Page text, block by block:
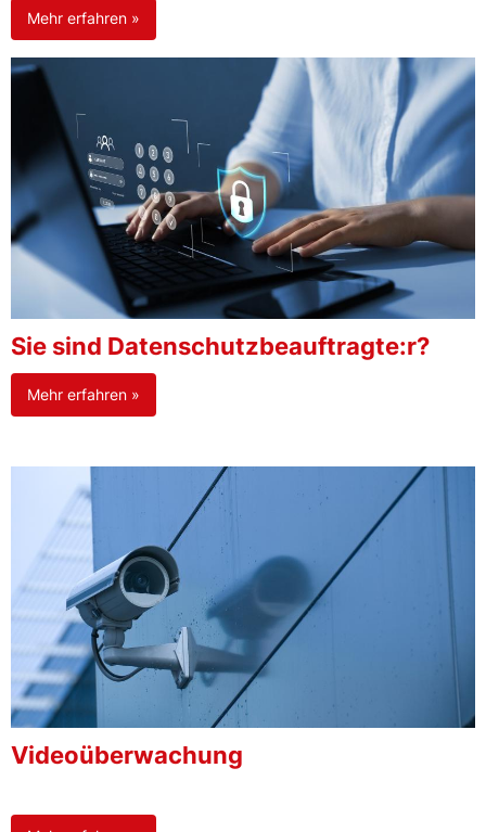
Mehr erfahren »
Sie sind Datenschutzbeauftragte:r?
Mehr erfahren »
Videoüberwachung